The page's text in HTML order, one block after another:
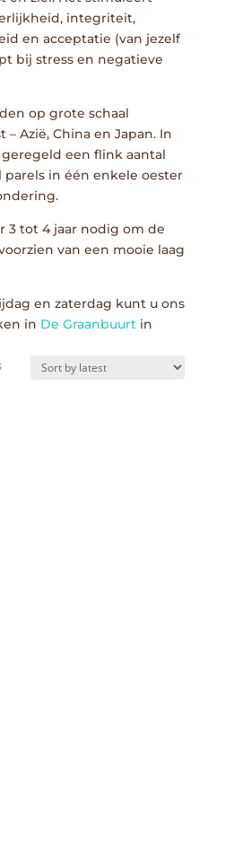
integriteit,
en acceptatie (van jezelf
bij stress en negatieve
op grote schaal
Azië, China en Japan. In
een flink aantal
parels in één enkele oester
3 tot 4 jaar nodig om de
van een mooie laag
en zaterdag kunt u ons
in De Graanbuurtin